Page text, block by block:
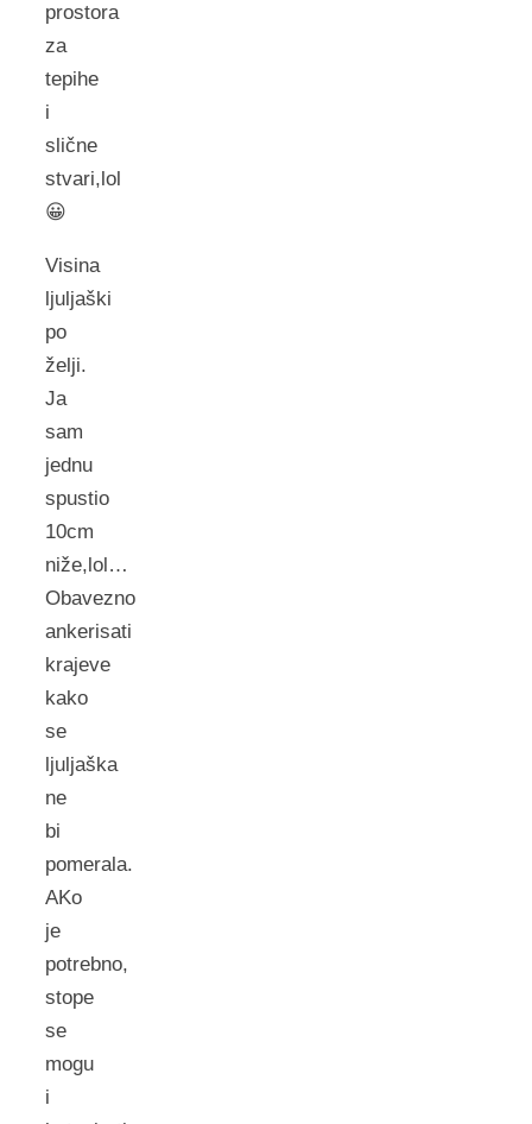
prostora
za
tepihe
i
slične
stvari,lol
😀
Visina
ljuljaški
po
želji.
Ja
sam
jednu
spustio
10cm
niže,lol…
Obavezno
ankerisati
krajeve
kako
se
ljuljaška
ne
bi
pomerala.
AKo
je
potrebno,
stope
se
mogu
i